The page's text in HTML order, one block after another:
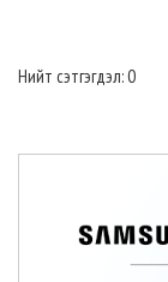
Нийт сэтгэгдэл: 0